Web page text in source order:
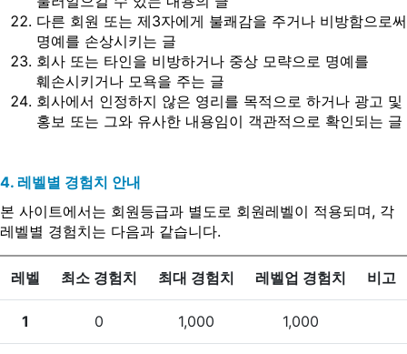
다른 회원 또는 제3자에게 불쾌감을 주거나 비방함으로써
명예를 손상시키는 글
회사 또는 타인을 비방하거나 중상 모략으로 명예를
훼손시키거나 모욕을 주는 글
회사에서 인정하지 않은 영리를 목적으로 하거나 광고 및
홍보 또는 그와 유사한 내용임이 객관적으로 확인되는 글
4. 레벨별 경험치 안내
본 사이트에서는 회원등급과 별도로 회원레벨이 적용되며, 각
레벨별 경험치는 다음과 같습니다.
레벨 최소 경험치 최대 경험치 레벨업 경험치 비고
1 0 1,000 1,000